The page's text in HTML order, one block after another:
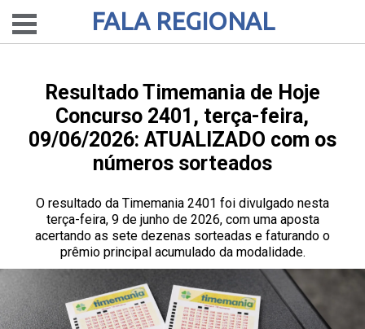
FALA REGIONAL
Resultado Timemania de Hoje
Concurso 2401, terça-feira,
09/06/2026: ATUALIZADO com os
números sorteados
O resultado da Timemania 2401 foi divulgado nesta
terça-feira, 9 de junho de 2026, com uma aposta
acertando as sete dezenas sorteadas e faturando o
prêmio principal acumulado da modalidade.